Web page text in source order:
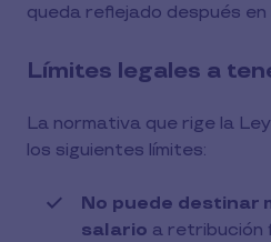
queda reflejado después en
Límites legales a
La normativa que rige la
los siguientes límites:
No puede destinar
salario a retribución